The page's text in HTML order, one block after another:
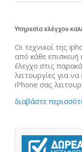
Υπηρεσία ελέγχου
Οι τεχνικοί της
από κάθε επισκευή
έλεγχο στις
λειτουργίες για να
iPhone σας
διαβάστε